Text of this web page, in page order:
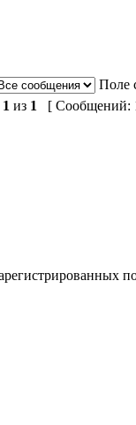
Поле
1 из 1 [ Сообщений: